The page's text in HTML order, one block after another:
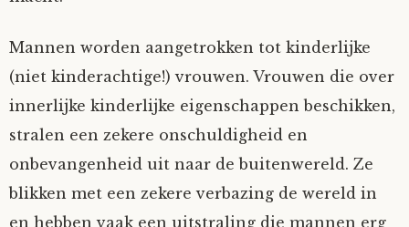
Mannen worden aangetrokken tot kinderlijke
(niet kinderachtige!) vrouwen. Vrouwen die over
innerlijke kinderlijke eigenschappen beschikken,
stralen een zekere onschuldigheid en
onbevangenheid uit naar de buitenwereld. Ze
blikken met een zekere verbazing de wereld in
en hebben vaak een uitstraling die mannen erg